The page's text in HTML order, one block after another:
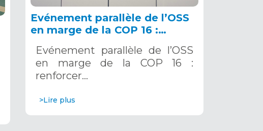
Evénement parallèle de l’OSS
en marge de la COP 16 :
grâce aux Systèmes d’Alerte
Précoce Multirisques. 12
décembre 2024
Evénement parallèle de l’OSS
en marge de la COP 16 :
renforcer…
>Lire plus